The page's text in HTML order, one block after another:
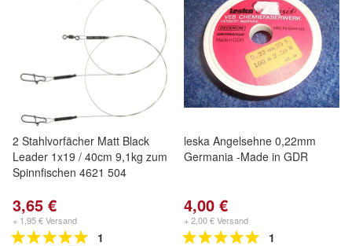
2 Stahlvorfächer Matt Black
Leader 1x19 / 40cm 9,1kg zum
Spinnfischen 4621 504
3,65 €
+ 1,95 € Versand
1
leska Angelsehne 0,22mm
Germania -Made in GDR
4,00 €
+ 2,00 € Versand
1